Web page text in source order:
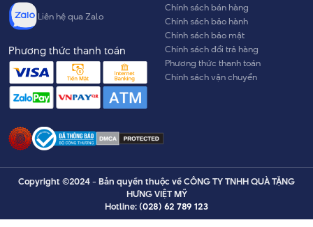
Chính sách bán hàng
Chính sách bảo hành
Chính sách bảo mật
Chính sách đổi trả hàng
Phương thức thanh toán
Chính sách vận chuyển
Liên hệ qua Zalo
Phương thức thanh toán
Copyright ©2024 - Bản quyền thuộc về CÔNG TY TNHH QUÀ TẶNG
HƯNG VIỆT MỸ
Hotline:(028) 62 789 123